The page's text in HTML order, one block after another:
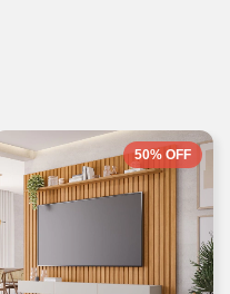
50% OFF